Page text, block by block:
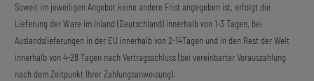
Soweit im jeweiligen Angebot keine andere Frist angegeben ist, erfolgt die
Lieferung der Ware im Inland (Deutschland) innerhalb von 1-3 Tagen, bei
Auslandslieferungen in der EU innerhalb von 2-14Tagen und in den Rest der Welt
innerhalb von 4-28 Tagen nach Vertragsschluss (bei vereinbarter Vorauszahlung
nach dem Zeitpunkt Ihrer Zahlungsanweisung).